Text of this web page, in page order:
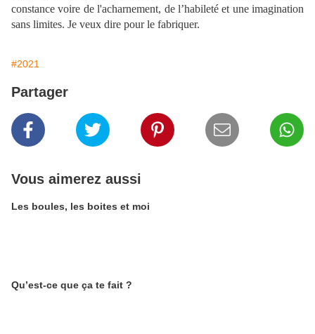
constance voire de l'acharnement, de l’habileté et une imagination
sans limites. Je veux dire pour le fabriquer.
#2021
Partager
Vous aimerez aussi
Les boules, les boites et moi
Qu’est-ce que ça te fait ?